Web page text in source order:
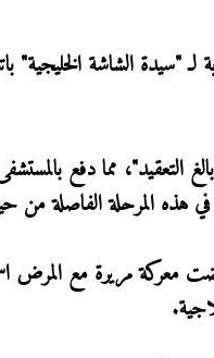
"سيدة الشاشة الخليجية"
مما دفع
المرحلة الفاصلة من